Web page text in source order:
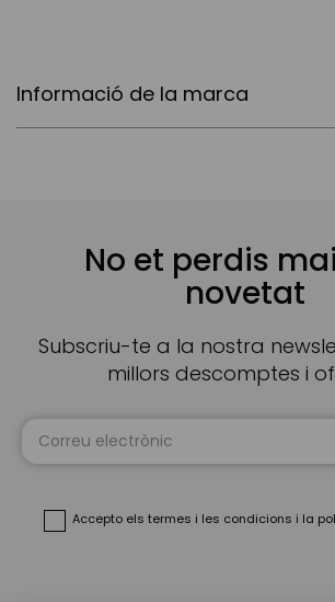
Informació de la marca
No et perdis
novetat
Subscriu-te a la nostra
millors descomptes i
Sign
Accepto els termes i les condicions i la